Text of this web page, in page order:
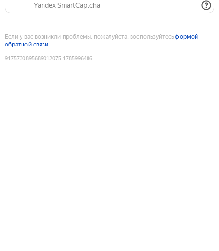
Yandex SmartCaptcha
Если у вас возникли проблемы, пожалуйста, воспользуйтесьформой
обратной связи
9175730895689012075:1785996486